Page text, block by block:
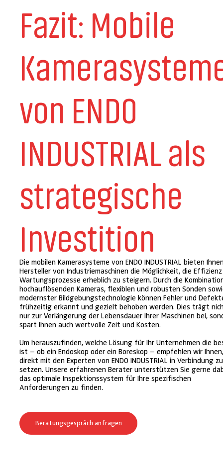
Beratungsgespräch anfragen
Fazit: Mobile
von ENDO
INDUSTRIAL als
strategische
Investition
Die mobilen Kamerasysteme von ENDO INDUSTRIAL bieten
Hersteller von Industriemaschinen die Möglichkeit, die
Wartungsprozesse erheblich zu steigern. Durch die
hochauflösenden Kameras, flexiblen und robusten Sonden
modernster Bildgebungstechnologie können Fehler und
frühzeitig erkannt und gezielt behoben werden. Dies trägt
nur zur Verlängerung der Lebensdauer Ihrer Maschinen bei,
spart Ihnen auch wertvolle Zeit und Kosten.
Um herauszufinden, welche Lösung für Ihr Unternehmen die
ist – ob ein Endoskop oder ein Boreskop – empfehlen wir
direkt mit den Experten von ENDO INDUSTRIAL in Verbindung zu
setzen. Unsere erfahrenen Berater unterstützen Sie gerne
das optimale Inspektionssystem für Ihre spezifischen
Anforderungen zu finden.